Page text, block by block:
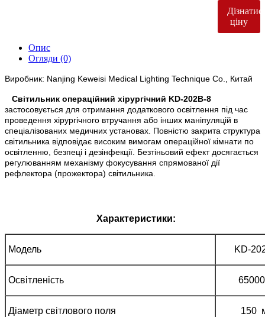
ціну
Опис
Огляди (0)
Виробник: Nanjing Keweisi Medical Lighting Technique Co., Китай
Світильник операційний хірургічний KD-202B-8
застосовується для отримання додаткового освітлення під час
проведення хірургічного втручання або інших маніпуляцій в
спеціалізованих медичних установах. Повністю закрита структура
світильника відповідає високим вимогам операційної кімнати по
освітленню, безпеці і дезінфекції. Безтіньовий ефект досягається
регулюванням механізму фокусування спрямованої дії
рефлектора (прожектора) світильника.
Характеристики:
Модель KD-
Освітленість
Діаметр світлового поля 150